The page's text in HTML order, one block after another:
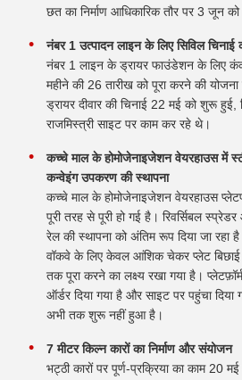
छत का निर्माण आधिकारिक तौर पर 3 जून
नंबर 1 उत्पादन लाइन के लिए सिविल चिनाई
नंबर 1 लाइन के ड्रायर फाउंडेशन के लिए
महीने की 26 तारीख को पूरा करने की योजना
ड्रायर दीवार की चिनाई 22 मई को शुरू
राजमिस्त्री साइट पर काम कर रहे थे।
कच्चे माल के होमोजेनाइजेशन वेयरहाउस में
कन्वेइंग उपकरण की स्थापना
कच्चे माल के होमोजेनाइजेशन वेयरहाउस
पूरी तरह से पूरी हो गई है। रिवर्सिबल
रेल की स्थापना को अंतिम रूप दिया जा रहा
वॉकवे के लिए केवल आंशिक चेकर प्लेट बिछाई
तक पूरा करने का लक्ष्य रखा गया है।
ऑर्डर दिया गया है और साइट पर पहुंचा
अभी तक शुरू नहीं हुआ है।
7 मीटर किल्न कारों का निर्माण और संयोजन
भट्ठी कारों पर पूर्ण-प्रक्रिया का काम